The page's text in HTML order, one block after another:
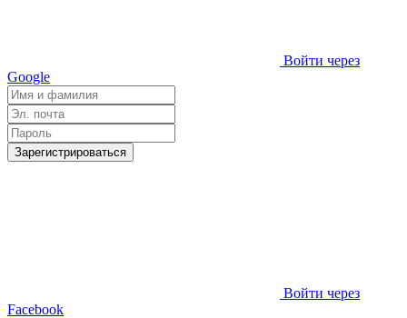
Войти через
Google
Зарегистрироваться
Войти через
Facebook